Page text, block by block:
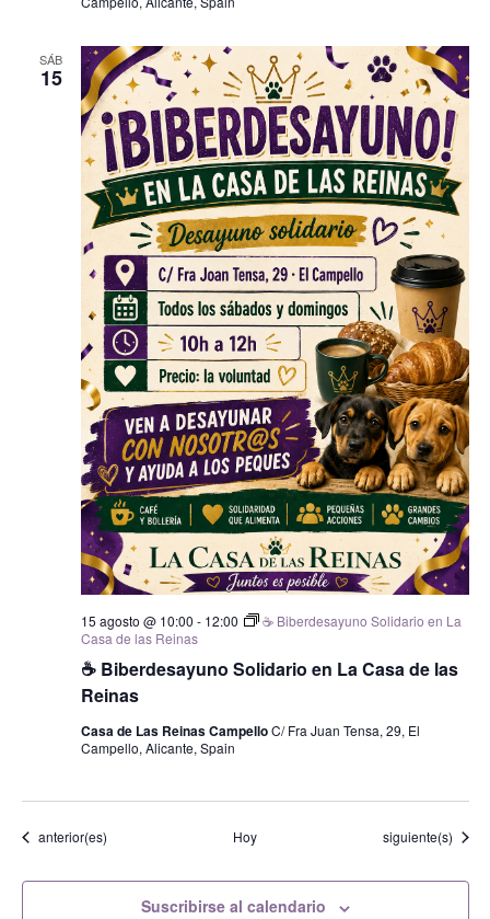
SÁB
15
☕ Biberdesayuno Solidario en La Casa de las
Reinas
15 agosto @ 10:00 - 12:00
☕ Biberdesayuno Solidario en La
Casa de las Reinas
Casa de Las Reinas CampelloC/ Fra Juan Tensa, 29, El
Campello, Alicante, Spain
Eventos
anterior(es) Hoy Eventos
siguiente(s)
Suscribirse al calendario